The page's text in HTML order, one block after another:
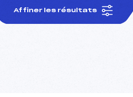
Affiner les résultats